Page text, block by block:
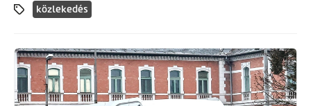
közlekedés